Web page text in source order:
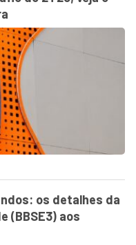
os detalhes da
(BBSE3) aos